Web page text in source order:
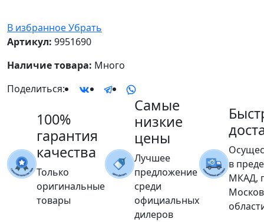
В избранноеУбрать
Артикул: 9951690
Наличие товара: Много
Поделиться:
100%
гарантия
качества
Только
оригинальные
товары
Самые
низкие
цены
Лучшее
предложение
среди
официальных
дилеров
в
МКАД,